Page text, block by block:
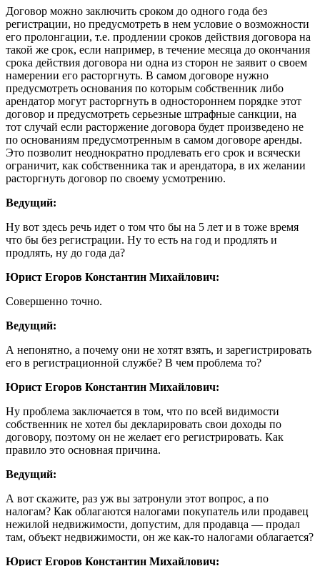
Договор можно заключить сроком до одного года без
регистрации, но предусмотреть в нем условие о возможности
его пролонгации, т.е. продлении сроков действия договора на
такой же срок, если например, в течение месяца до окончания
срока действия договора ни одна из сторон не заявит о своем
намерении его расторгнуть. В самом договоре нужно
предусмотреть основания по которым собственник либо
арендатор могут расторгнуть в одностороннем порядке этот
договор и предусмотреть серьезные штрафные санкции, на
тот случай если расторжение договора будет произведено не
по основаниям предусмотренным в самом договоре аренды.
Это позволит неоднократно продлевать его срок и всячески
ограничит, как собственника так и арендатора, в их желании
расторгнуть договор по своему усмотрению.
Ведущий:
Ну вот здесь речь идет о том что бы на 5 лет и в тоже время
что бы без регистрации. Ну то есть на год и продлять и
продлять, ну до года да?
Юрист Егоров Константин Михайлович:
Совершенно точно.
Ведущий:
А непонятно, а почему они не хотят взять, и зарегистрировать
его в регистрационной службе? В чем проблема то?
Юрист Егоров Константин Михайлович:
Ну проблема заключается в том, что по всей видимости
собственник не хотел бы декларировать свои доходы по
договору, поэтому он не желает его регистрировать. Как
правило это основная причина.
Ведущий:
А вот скажите, раз уж вы затронули этот вопрос, а по
налогам? Как облагаются налогами покупатель или продавец
нежилой недвижимости, допустим, для продавца — продал
там, объект недвижимости, он же как-то налогами облагается?
Юрист Егоров Константин Михайлович: